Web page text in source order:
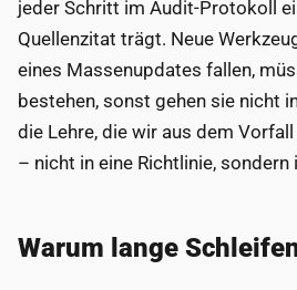
jeder Schritt im Audit-Protokoll
Quellenzitat trägt. Neue
eines Massenupdates fallen,
bestehen, sonst gehen sie nicht
die Lehre, die wir aus dem
– nicht in eine Richtlinie, sondern
Warum lange